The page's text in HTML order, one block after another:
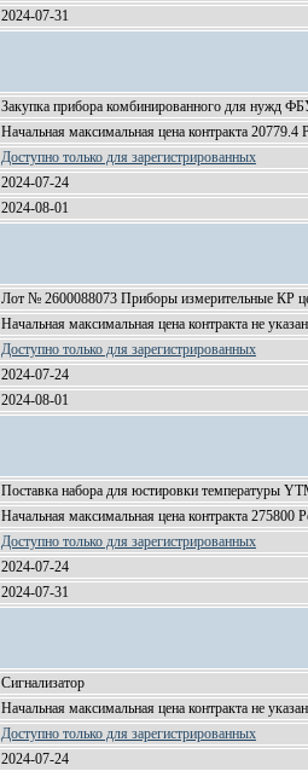
2024-07-31
Закупка прибора комбинированного для нужд
Начальная максимальная цена контракта 20779.4
Доступно только для зарегистрированных
2024-07-24
2024-08-01
Лот № 2600088073 Приборы измерительные КР
Начальная максимальная цена контракта не
Доступно только для зарегистрированных
2024-07-24
2024-08-01
Поставка набора для юстировки температуры
Начальная максимальная цена контракта 275800
Доступно только для зарегистрированных
2024-07-24
2024-07-31
Сигнализатор
Начальная максимальная цена контракта не
Доступно только для зарегистрированных
2024-07-24